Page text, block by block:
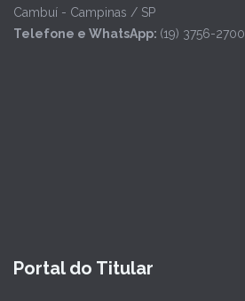
Cambuí - Campinas / SP
Telefone e WhatsApp: (19) 3756-2700
Portal do Titular